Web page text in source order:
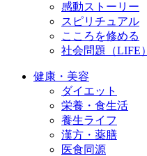
感動ストーリー
スピリチュアル
こころを修める
社会問題（LIFE）
健康・美容
ダイエット
栄養・食生活
養生ライフ
漢方・薬膳
医食同源